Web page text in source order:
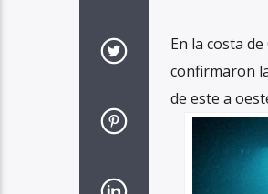
En la costa
confirmaron
de este a